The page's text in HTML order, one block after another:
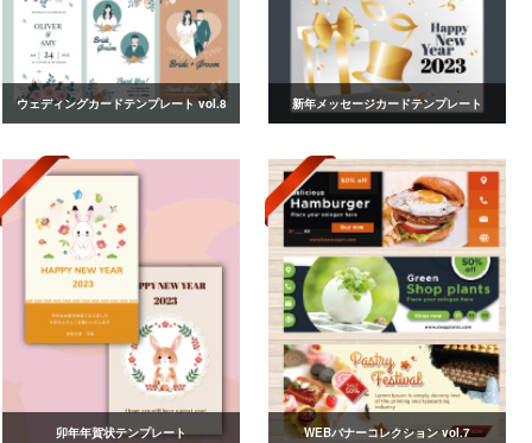
ウェディングカードテンプレート vol.8 新年メッセージカードテンプレート
卯年年賀状テンプレート WEBバナーコレクション vol.7